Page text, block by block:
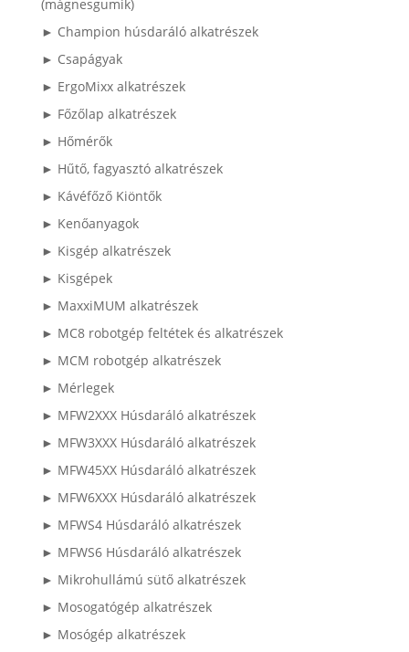
(mágnesgumik)
► Champion húsdaráló alkatrészek
► Csapágyak
► ErgoMixx alkatrészek
► Főzőlap alkatrészek
► Hőmérők
► Hűtő, fagyasztó alkatrészek
► Kávéfőző Kiöntők
► Kenőanyagok
► Kisgép alkatrészek
► Kisgépek
► MaxxiMUM alkatrészek
► MC8 robotgép feltétek és alkatrészek
► MCM robotgép alkatrészek
► Mérlegek
► MFW2XXX Húsdaráló alkatrészek
► MFW3XXX Húsdaráló alkatrészek
► MFW45XX Húsdaráló alkatrészek
► MFW6XXX Húsdaráló alkatrészek
► MFWS4 Húsdaráló alkatrészek
► MFWS6 Húsdaráló alkatrészek
► Mikrohullámú sütő alkatrészek
► Mosogatógép alkatrészek
► Mosógép alkatrészek